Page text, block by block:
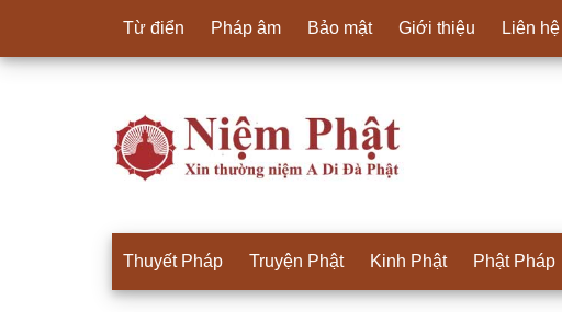
Từ điển Pháp âm Bảo mật Giới thiệu Liên hệ
Thuyết Pháp Truyện Phật Kinh Phật Phật Pháp